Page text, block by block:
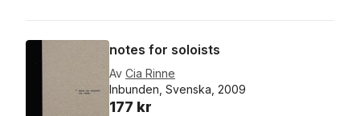
notes for soloists
Av Cia Rinne
Inbunden, Svenska, 2009
177 kr